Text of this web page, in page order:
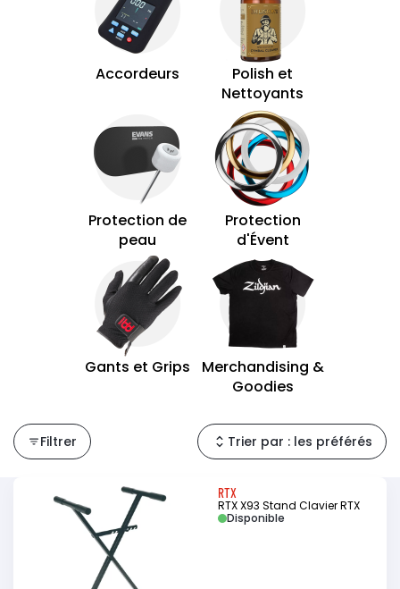
Accordeurs
Polish et
Nettoyants
Protection de
peau
Protection
d'Évent
Gants et Grips
Merchandising &
Goodies
Filtrer Trier par : les préférés
RTX
RTX X93 Stand Clavier RTX
Disponible